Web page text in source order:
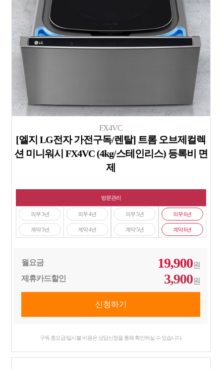
FX4VC
[엘지 LG전자 가전구독/렌탈] 트롬 오브제컬렉
션 미니워시 FX4VC (4kg/스테인리스) 등록비 면
제
방문관리
의무 3년
계약 3년
의무 4년
계약 4년
의무 5년
계약 5년
의무 6년
계약 6년
월요금 19,900원
제휴카드할인
3,900원
구독 총요금/일시불 비용은 상담신청을 통해 확인하실 수 있습니다.